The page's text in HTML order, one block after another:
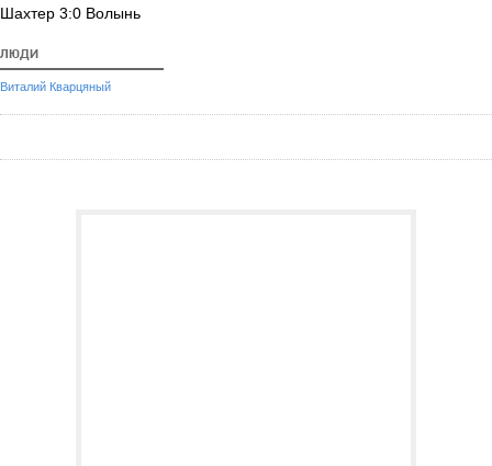
Шахтер 3:0 Волынь
ЛЮДИ
Виталий Кварцяный